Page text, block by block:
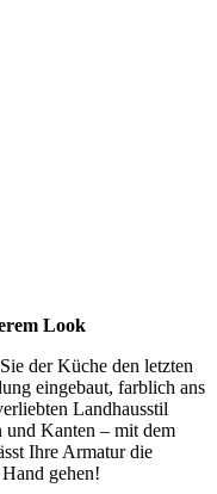
Look
der Küche den letzten
eingebaut, farblich ans
Landhausstil
und Kanten – mit dem
Ihre Armatur die
gehen!